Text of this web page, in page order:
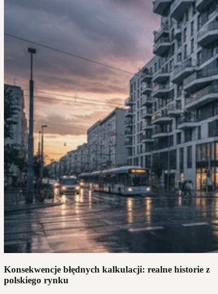
Konsekwencje błędnych kalkulacji: realne historie z
polskiego rynku